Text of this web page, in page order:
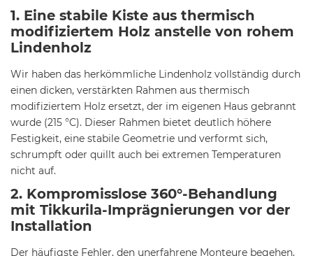
1. Eine stabile Kiste aus thermisch
modifiziertem Holz anstelle von rohem
Lindenholz
Wir haben das herkömmliche Lindenholz vollständig durch
einen dicken, verstärkten Rahmen aus thermisch
modifiziertem Holz ersetzt, der im eigenen Haus gebrannt
wurde (215 °C). Dieser Rahmen bietet deutlich höhere
Festigkeit, eine stabile Geometrie und verformt sich,
schrumpft oder quillt auch bei extremen Temperaturen
nicht auf.
2. Kompromisslose 360°-Behandlung
mit Tikkurila-Imprägnierungen vor der
Installation
Der häufigste Fehler, den unerfahrene Monteure begehen,